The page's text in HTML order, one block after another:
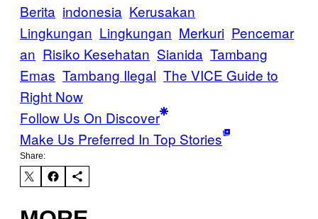
Berita indonesia Kerusakan
Lingkungan Lingkungan Merkuri Pencemar
an Risiko Kesehatan Sianida Tambang
Emas Tambang Ilegal The VICE Guide to
Right Now
Follow Us On Discover
Make Us Preferred In Top Stories
Share: